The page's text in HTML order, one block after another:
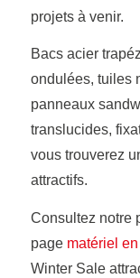
projets à venir.
Bacs acier
ondulées, tuiles
panneaux
translucides,
vous trouverez
attractifs.
Consultez notre
page matériel
Winter Sale